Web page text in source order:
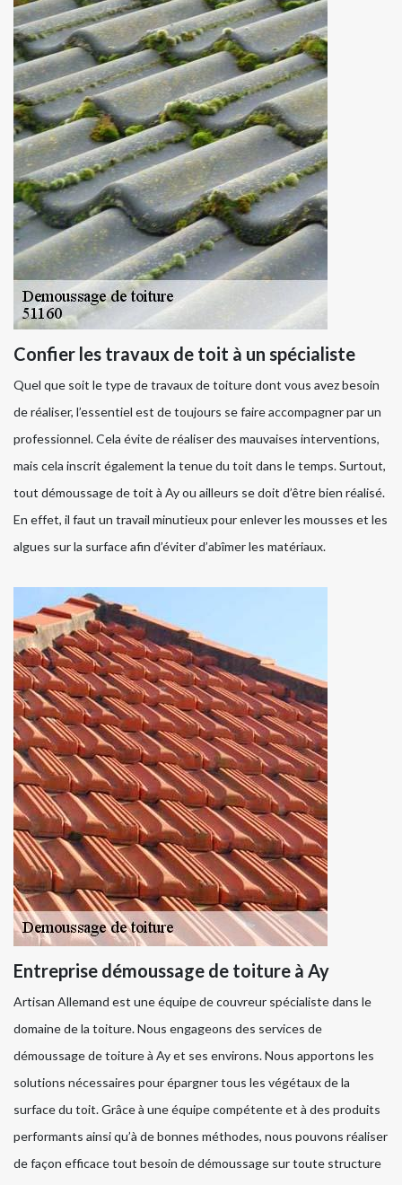
Confier les travaux de toit à un spécialiste
Quel que soit le type de travaux de toiture dont vous avez besoin
de réaliser, l’essentiel est de toujours se faire accompagner par un
professionnel. Cela évite de réaliser des mauvaises interventions,
mais cela inscrit également la tenue du toit dans le temps. Surtout,
tout démoussage de toit à Ay ou ailleurs se doit d’être bien réalisé.
En effet, il faut un travail minutieux pour enlever les mousses et les
algues sur la surface afin d’éviter d’abîmer les matériaux.
Entreprise démoussage de toiture à Ay
Artisan Allemand est une équipe de couvreur spécialiste dans le
domaine de la toiture. Nous engageons des services de
démoussage de toiture à Ay et ses environs. Nous apportons les
solutions nécessaires pour épargner tous les végétaux de la
surface du toit. Grâce à une équipe compétente et à des produits
performants ainsi qu’à de bonnes méthodes, nous pouvons réaliser
de façon efficace tout besoin de démoussage sur toute structure